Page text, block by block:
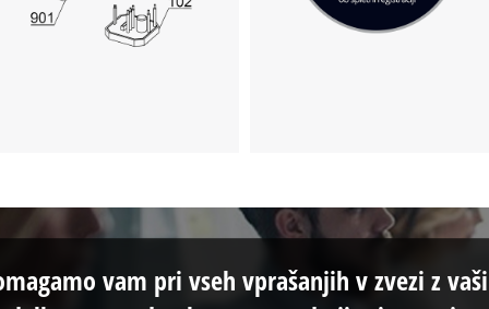
vam pri vseh vprašanjih v zvezi z